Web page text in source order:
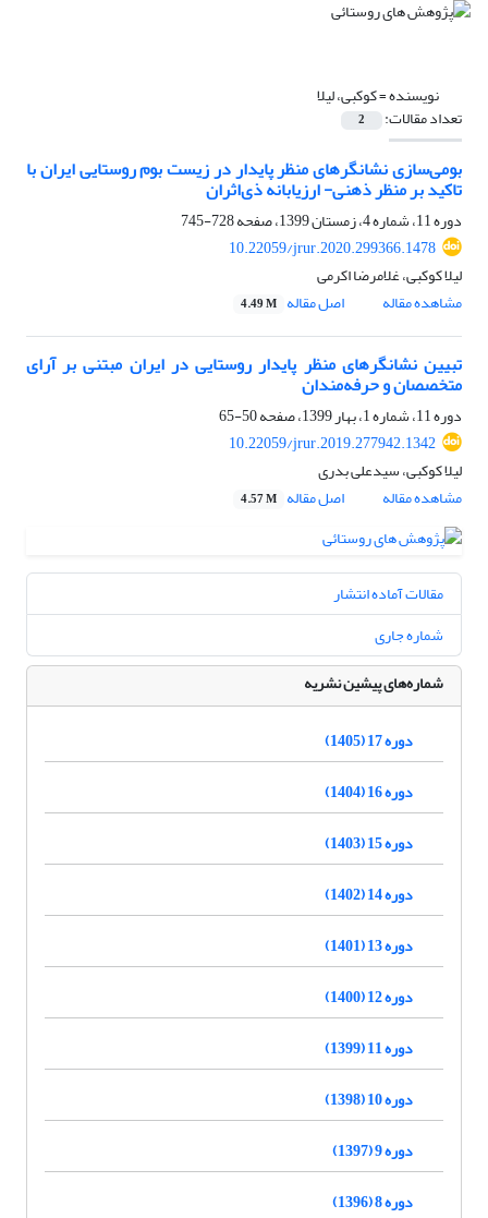
نویسنده =کوکبی، لیلا
تعداد مقالات: 2
بومی‌سازی نشانگرهای منظر پایدار در زیست بوم روستایی ایران با
تاکید بر منظر ذهنی- ارزیابانه ذی‌اثران
دوره 11، شماره 4، زمستان 1399، صفحه
728-745
10.22059/jrur.2020.299366.1478
لیلا کوکبی، غلامرضا اکرمی
مشاهده مقاله
اصل مقاله 4.49 M
تبیین نشانگرهای منظر پایدار روستایی در ایران مبتنی بر آرای
متخصصان و حرفه‌مندان
دوره 11، شماره 1، بهار 1399، صفحه
50-65
10.22059/jrur.2019.277942.1342
لیلا کوکبی، سیدعلی بدری
مشاهده مقاله
اصل مقاله 4.57 M
مقالات آماده انتشار
شماره جاری
شماره‌های پیشین نشریه
دوره 17 (1405)
دوره 16 (1404)
دوره 15 (1403)
دوره 14 (1402)
دوره 13 (1401)
دوره 12 (1400)
دوره 11 (1399)
دوره 10 (1398)
دوره 9 (1397)
دوره 8 (1396)